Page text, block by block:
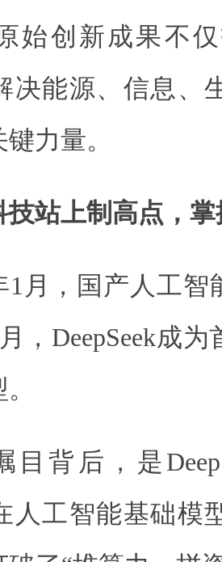
始创新成果不
决能源、信息、
力量。
技站上制高点，
1月，国产人工智
，DeepSeek成
目背后，是
人工智能基础模